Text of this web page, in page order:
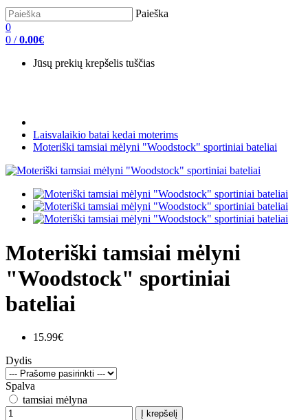
Paieška
0
0 / 0.00€
Jūsų prekių krepšelis tuščias
Laisvalaikio batai kedai moterims
Moteriški tamsiai mėlyni "Woodstock" sportiniai bateliai
Moteriški tamsiai mėlyni
"Woodstock" sportiniai
bateliai
15.99€
Dydis
Spalva
tamsiai mėlyna
Į krepšelį